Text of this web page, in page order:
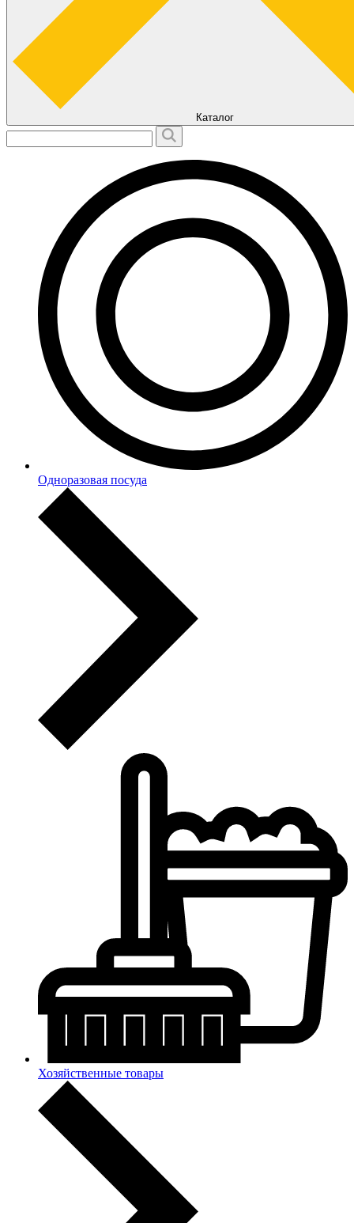
Каталог
Одноразовая посуда
Хозяйственные товары